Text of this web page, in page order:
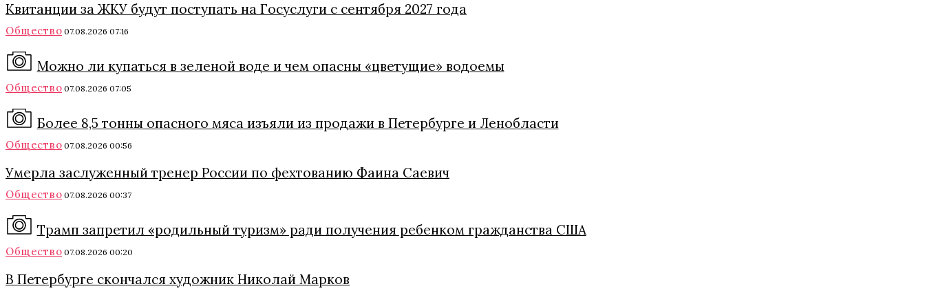
Квитанции за ЖКУ будут поступать на Госуслуги с сентября 2027 года
Общество 07.08.2026 07:16
Можно ли купаться в зеленой воде и чем опасны «цветущие» водоемы
Общество 07.08.2026 07:05
Более 8,5 тонны опасного мяса изъяли из продажи в Петербурге и Ленобласти
Общество 07.08.2026 00:56
Умерла заслуженный тренер России по фехтованию Фаина Саевич
Общество 07.08.2026 00:37
Трамп запретил «родильный туризм» ради получения ребенком гражданства США
Общество 07.08.2026 00:20
В Петербурге скончался художник Николай Марков